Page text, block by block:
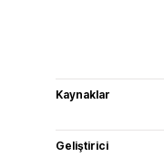
Kaynaklar
Geliştirici